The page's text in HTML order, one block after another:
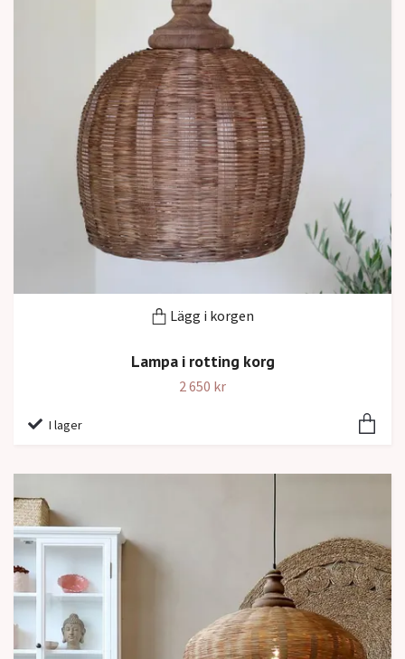
Lägg i korgen
Lampa i rotting korg
2 650 kr
I lager